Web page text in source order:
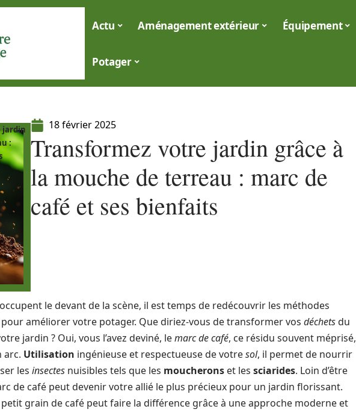
Actu Aménagement extérieur Équipement
Potager
jardin
:
18 février 2025
Transformez votre jardin grâce à
la mouche de terreau : marc de
café et ses bienfaits
occupent le devant de la scène, il est temps de redécouvrir les méthodes
pour améliorer votre potager. Que diriez-vous de transformer vos déchetsdu
jardin ? Oui, vous l’avez deviné, lemarc de café, ce résidu souvent méprisé,
arc. Utilisation ingénieuse et respectueuse de votresol, il permet de nourrir
les insectes nuisibles tels que les moucherons et les sciarides. Loin d’être
de café peut devenir votre allié le plus précieux pour un jardin florissant.
grain de café peut faire la différence grâce à une approche moderne et